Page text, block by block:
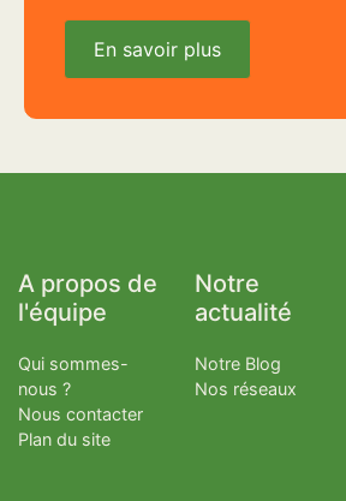
En savoir plus
A propos de
l'équipe
Qui sommes-
nous ?
Nous contacter
Plan du site
Notre
actualité
Notre Blog
Nos réseaux